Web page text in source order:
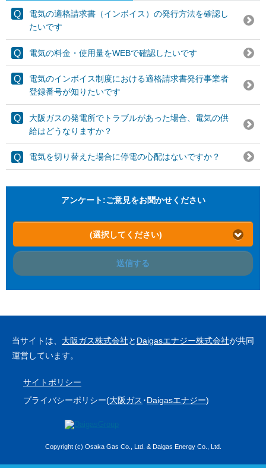
電気の適格請求書（インボイス）の発行方法を確認し
たいです
電気の料金・使用量をWEBで確認したいです
電気のインボイス制度における適格請求書発行事業者
登録番号が知りたいです
大阪ガスの発電所でトラブルがあった場合、電気の供
給はどうなりますか？
電気を切り替えた場合に停電の心配はないですか？
アンケート:ご意見をお聞かせください
(選択してください)
送信する
当サイトは、 大阪ガス株式会社と Daigasエナジー株式会社が共同
運営しています。
サイトポリシー
プライバシーポリシー(大阪ガス ･Daigasエナジー)
Copyright (c) Osaka Gas Co., Ltd. & Daigas Energy Co., Ltd.